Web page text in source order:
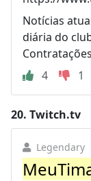
Notícias
diária do
4
1
20. Twitch.tv
Legendary